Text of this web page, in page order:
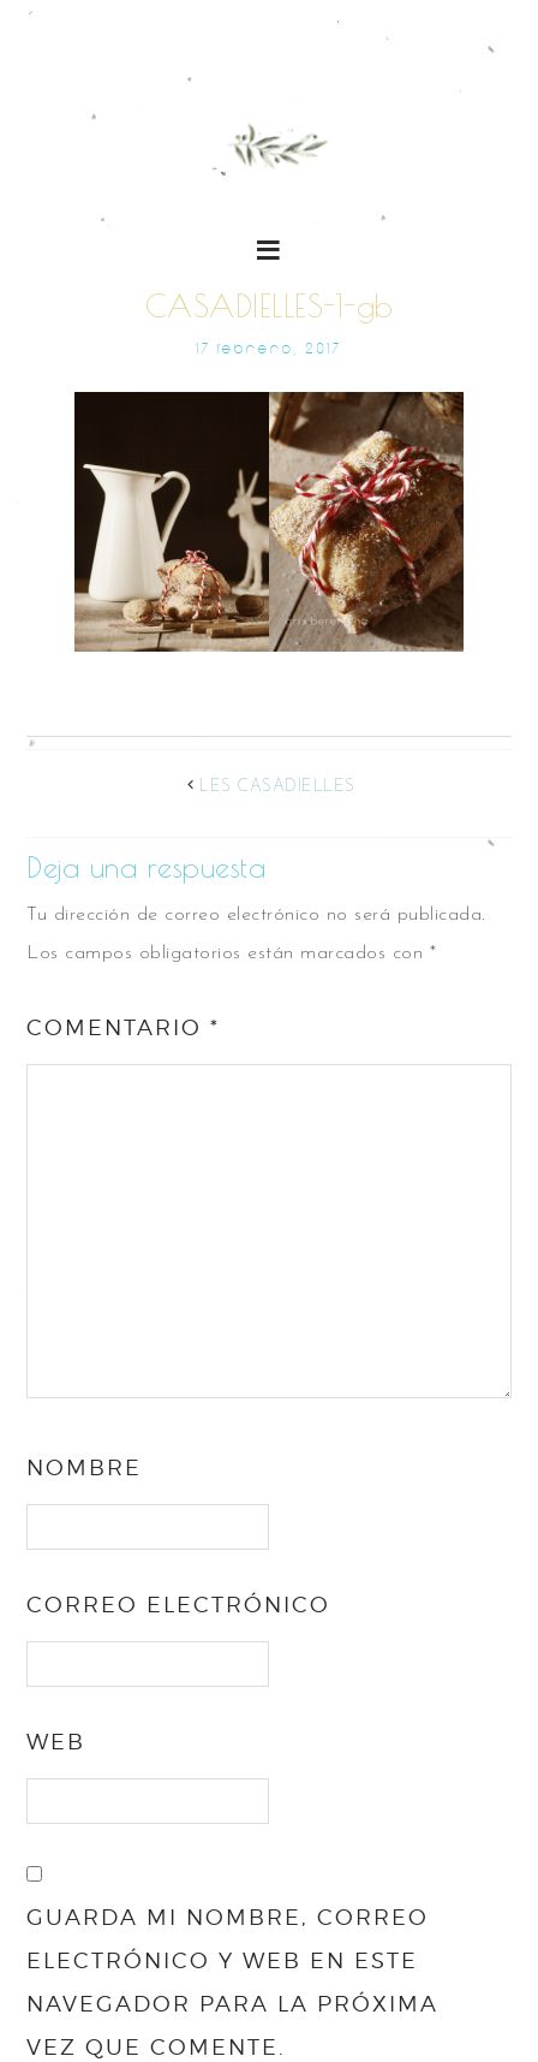
CASADIELLES-1-gb
17 FEBRERO, 2017
LES CASADIELLES
Deja una respuesta
Tu dirección de correo electrónico no será publicada.
Los campos obligatorios están marcados con *
COMENTARIO*
NOMBRE
CORREO ELECTRÓNICO
WEB
GUARDA MI NOMBRE, CORREO
ELECTRÓNICO Y WEB EN ESTE
NAVEGADOR PARA LA PRÓXIMA
VEZ QUE COMENTE.